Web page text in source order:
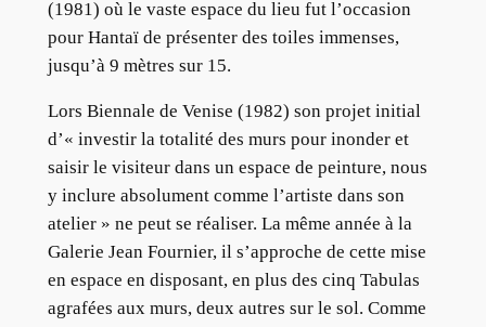
(1981) où le vaste espace du lieu fut l’occasion
pour Hantaï de présenter des toiles immenses,
jusqu’à 9 mètres sur 15.
Lors Biennale de Venise (1982) son projet initial
d’« investir la totalité des murs pour inonder et
saisir le visiteur dans un espace de peinture, nous
y inclure absolument comme l’artiste dans son
atelier » ne peut se réaliser. La même année à la
Galerie Jean Fournier, il s’approche de cette mise
en espace en disposant, en plus des cinq Tabulas
agrafées aux murs, deux autres sur le sol. Comme